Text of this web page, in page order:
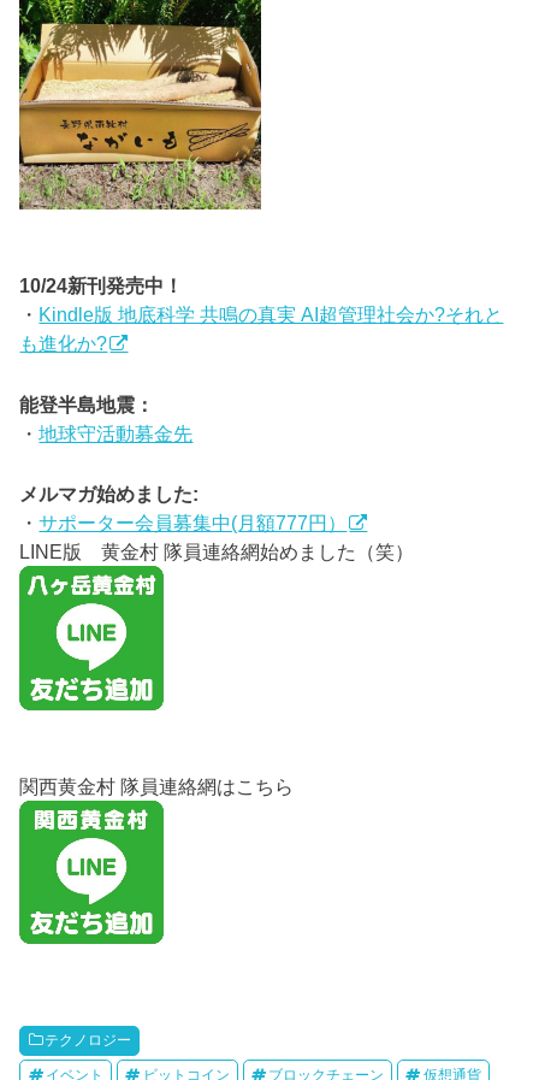
10/24新刊発売中！
・ Kindle版 地底科学 共鳴の真実 AI超管理社会か?それと
も進化か?
能登半島地震：
・地球守活動募金先
メルマガ始めました:
・サポーター会員募集中(月額777円）
LINE版 黄金村 隊員連絡網始めました（笑）
関西黄金村 隊員連絡網はこちら
テクノロジー
イベント ビットコイン ブロックチェーン 仮想通貨